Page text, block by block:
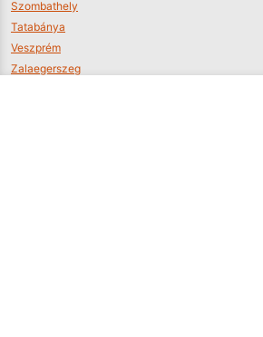
Szombathely
Tatabánya
Veszprém
Zalaegerszeg